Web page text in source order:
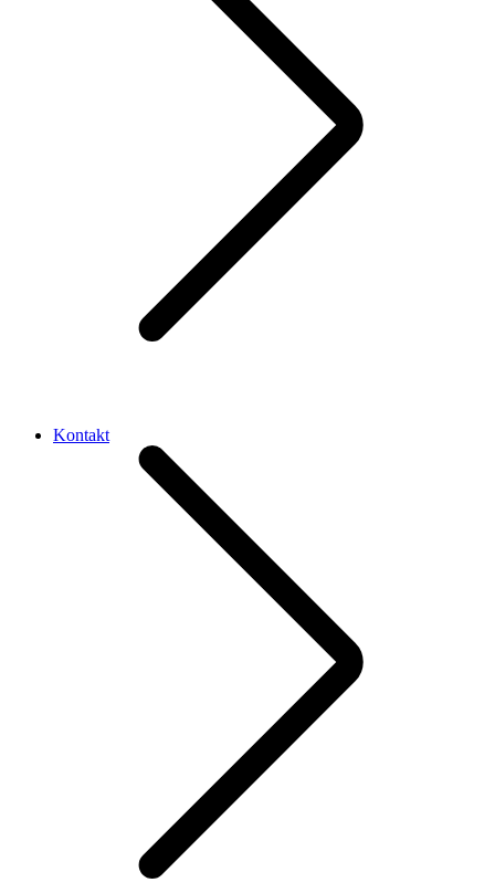
Kontakt